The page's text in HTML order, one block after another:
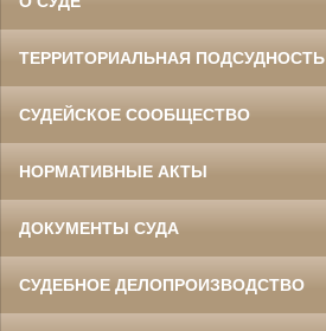
ТЕРРИТОРИАЛЬНАЯ ПОДСУДНОСТЬ
СУДЕЙСКОЕ СООБЩЕСТВО
НОРМАТИВНЫЕ АКТЫ
ДОКУМЕНТЫ СУДА
СУДЕБНОЕ ДЕЛОПРОИЗВОДСТВО